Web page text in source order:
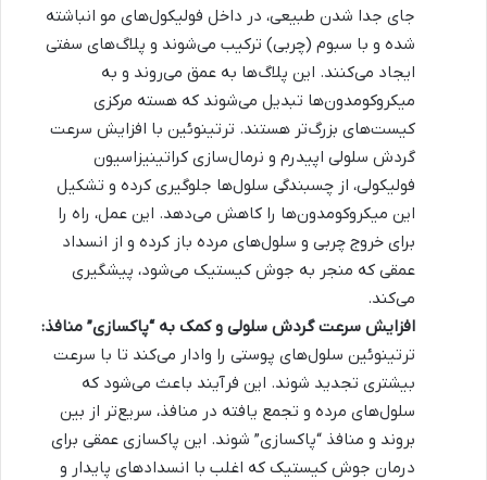
جای جدا شدن طبیعی، در داخل فولیکول‌های مو انباشته
شده و با سبوم (چربی) ترکیب می‌شوند و پلاگ‌های سفتی
ایجاد می‌کنند. این پلاگ‌ها به عمق می‌روند و به
میکروکومدون‌ها تبدیل می‌شوند که هسته مرکزی
کیست‌های بزرگ‌تر هستند. ترتینوئین با افزایش سرعت
گردش سلولی اپیدرم و نرمال‌سازی کراتینیزاسیون
فولیکولی، از چسبندگی سلول‌ها جلوگیری کرده و تشکیل
این میکروکومدون‌ها را کاهش می‌دهد. این عمل، راه را
برای خروج چربی و سلول‌های مرده باز کرده و از انسداد
عمقی که منجر به جوش کیستیک می‌شود، پیشگیری
می‌کند.
افزایش سرعت گردش سلولی و کمک به “پاکسازی” منافذ:
ترتینوئین سلول‌های پوستی را وادار می‌کند تا با سرعت
بیشتری تجدید شوند. این فرآیند باعث می‌شود که
سلول‌های مرده و تجمع یافته در منافذ، سریع‌تر از بین
بروند و منافذ “پاکسازی” شوند. این پاکسازی عمقی برای
درمان جوش کیستیک که اغلب با انسدادهای پایدار و